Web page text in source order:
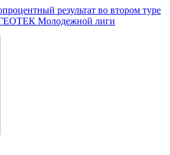
результат во втором туре
ГЕОТЕК Молодежной лиги